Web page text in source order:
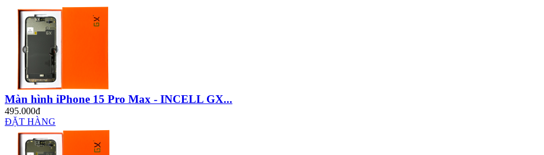
Màn hình iPhone 15 Pro Max - INCELL GX...
495.000đ
ĐẶT HÀNG